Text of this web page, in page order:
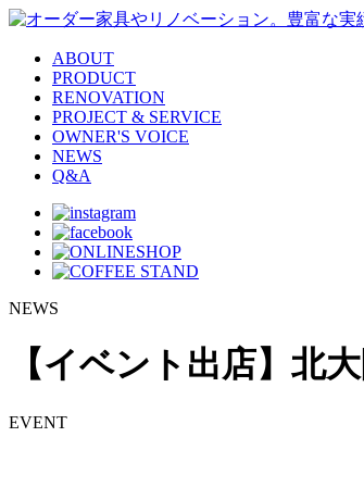
ABOUT
PRODUCT
RENOVATION
PROJECT & SERVICE
OWNER'S VOICE
NEWS
Q&A
NEWS
【イベント出店】北
EVENT